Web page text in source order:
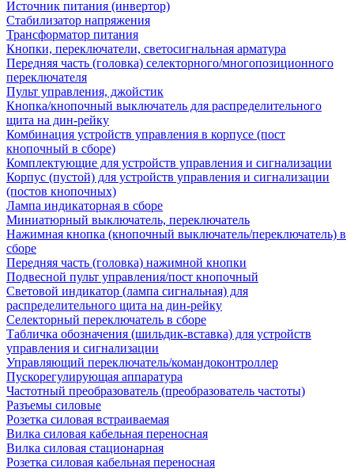
Источник питания (инвертор)
Стабилизатор напряжения
Трансформатор питания
Кнопки, переключатели, светосигнальная арматура
Передняя часть (головка) селекторного/многопозиционного
переключателя
Пульт управления, джойстик
Кнопка/кнопочный выключатель для распределительного
щита на дин-рейку
Комбинация устройств управления в корпусе (пост
кнопочный в сборе)
Комплектующие для устройств управления и сигнализации
Корпус (пустой) для устройств управления и сигнализации
(постов кнопочных)
Лампа индикаторная в сборе
Миниатюрный выключатель, переключатель
Нажимная кнопка (кнопочный выключатель/переключатель) в
сборе
Передняя часть (головка) нажимной кнопки
Подвесной пульт управления/пост кнопочный
Световой индикатор (лампа сигнальная) для
распределительного щита на дин-рейку
Селекторный переключатель в сборе
Табличка обозначения (шильдик-вставка) для устройств
управления и сигнализации
Управляющий переключатель/командоконтроллер
Пускорегулирующая аппаратура
Частотный преобразователь (преобразователь частоты)
Разъемы силовые
Розетка силовая встраиваемая
Вилка силовая кабельная переносная
Вилка силовая стационарная
Розетка силовая кабельная переносная